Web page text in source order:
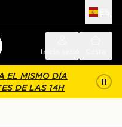
Inicia sesión
EL MISMO DÍA
DE LAS 14H